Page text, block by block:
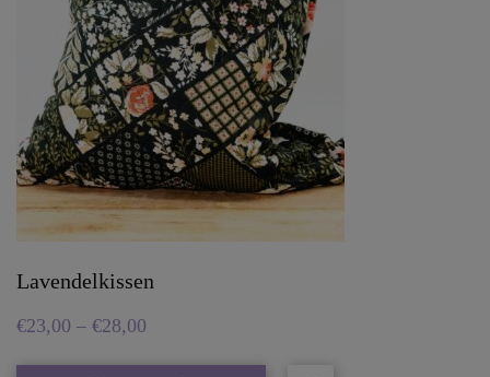
Lavendelkissen
€23,00 – €28,00